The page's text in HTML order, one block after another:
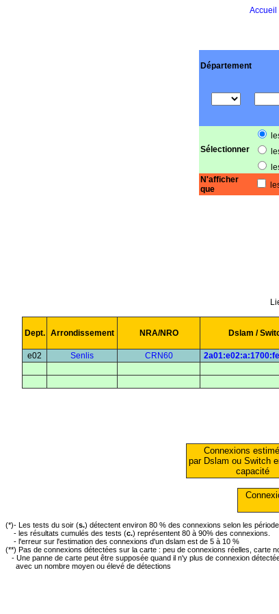
Accueil
Département
Sélectionner
N'afficher
que
Dept. Arrondissement NRA/NRO Dslam /
e02
Senlis CRN60
Connexions
par Dslam ou Switch
capacité
(*)- Les tests du soir (s.) détectent environ 80 % des connexions selon les
- les résultats cumulés des tests (c.) représentent 80 à 90% des connexions.
- l'erreur sur l'estimation des connexions d'un dslam est de 5 à 10 %
(**) Pas de connexions détectées sur la carte : peu de connexions réelles, carte
- Une panne de carte peut être supposée quand il n'y plus de connexion
avec un nombre moyen ou élevé de détections